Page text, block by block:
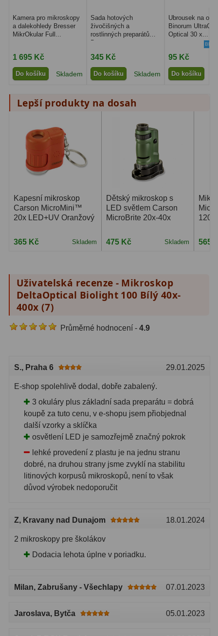
Myslivecké 2
ornitologie
Dárkové1
Binokulární dalekohledy279
Astronomické
Lovecké a turistické
Námořní11
Kapesní14
Dálkoměry9
Noční vidění
Biologické33
Digitální
Kapesní10
Příslušenství 16
Meteostanice 52
Pokročilé5
Profesionální
Teploměry a vlhkoměry15
Lupy
Kamera pro mikroskopy
a dalekohledy Bresser
MikrOkular Full...
1 695 Kč
Do košíku Skladem
Sada hotových
živočišných a
rostlinných preparátů
Bresser...
345 Kč
Do košíku Skladem
Ubrousek na
Binorum
Optical 30 x...
95 Kč
Do košíku
Lepší produkty na dosah
Kapesní mikroskop
Carson MicroMini™
20x LED+UV Oranžový
365 Kč Skladem
Dětský mikroskop s
LED světlem Carson
MicroBrite 20x-40x
475 Kč Skladem
120x
565
Uživatelská recenze - Mikroskop
DeltaOptical Biolight 100 Bílý 40x-
400x (7)
Průměrné hodnocení - 4.9
S., Praha 6 29.01.2025
E-shop spolehlivě dodal, dobře zabalený.
3 okuláry plus základní sada preparátu = dobrá
koupě za tuto cenu, v e-shopu jsem přiobjednal
další vzorky a sklíčka
osvětlení LED je samozřejmě značný pokrok
lehké provedení z plastu je na jednu stranu
dobré, na druhou strany jsme zvyklí na stabilitu
litinových korpusů mikroskopů, není to však
důvod výrobek nedoporučit
Z, Kravany nad Dunajom 18.01.2024
2 mikroskopy pre školákov
Dodacia lehota úplne v poriadku.
Milan, Zabrušany - Všechlapy 07.01.2023
Jaroslava, Bytča 05.01.2023